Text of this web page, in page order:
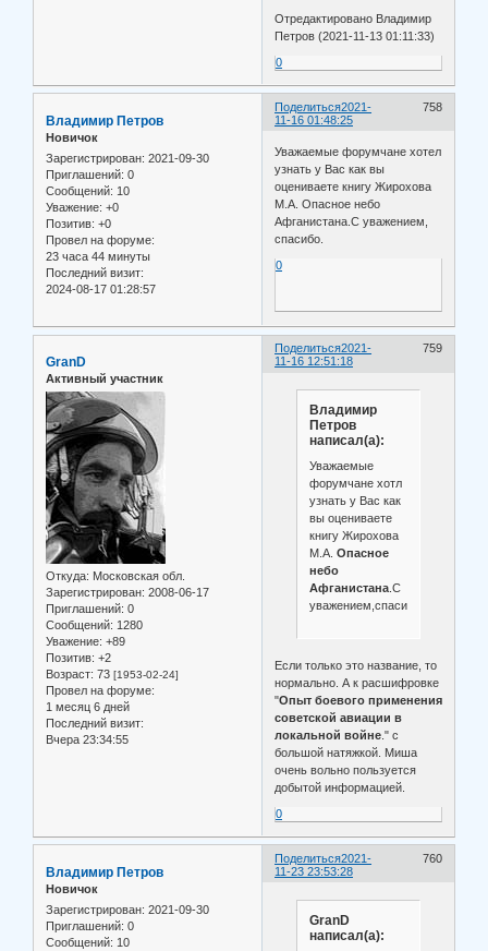
Отредактировано Владимир
Петров (2021-11-13 01:11:33)
0
Поделиться 758
2021-
11-16 01:48:25
Владимир Петров
Новичок
Зарегистрирован: 2021-09-30
Приглашений: 0
Сообщений: 10
Уважение: +0
Позитив: +0
Провел на форуме:
23 часа 44 минуты
Последний визит:
2024-08-17 01:28:57
Уважаемые форумчане хотел
узнать у Вас как вы
оцениваете книгу Жирохова
М.А. Опасное небо
Афганистана.С уважением,
спасибо.
0
Поделиться 759
2021-
11-16 12:51:18
GranD
Активный участник
Откуда: Московская обл.
Зарегистрирован: 2008-06-17
Приглашений: 0
Сообщений: 1280
Уважение: +89
Позитив: +2
Возраст: 73 [1953-02-24]
Провел на форуме:
1 месяц 6 дней
Последний визит:
Вчера 23:34:55
Владимир
Петров
написал(а):
Уважаемые
форумчане хотл
узнать у Вас как
вы оцениваете
книгу Жирохова
М.А. Опасное
небо
Афганистана.С
уважением,спасибо.
Если только это название, то
нормально. А к расшифровке
"Опыт боевого применения
советской авиации в
локальной войне ." с
большой натяжкой. Миша
очень вольно пользуется
добытой информацией.
0
Поделиться 760
2021-
11-23 23:53:28
Владимир Петров
Новичок
Зарегистрирован: 2021-09-30
Приглашений: 0
Сообщений: 10
GranD
написал(а):